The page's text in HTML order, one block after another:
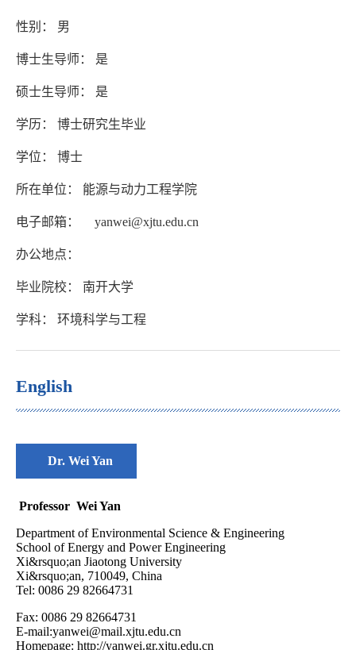
性别： 男
博士生导师： 是
硕士生导师： 是
学历： 博士研究生毕业
学位： 博士
所在单位： 能源与动力工程学院
电子邮箱： yanwei@xjtu.edu.cn
办公地点：
毕业院校： 南开大学
学科： 环境科学与工程
English
Dr. Wei Yan